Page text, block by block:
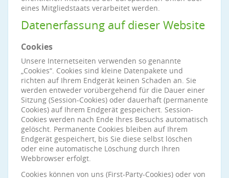
eines Mitgliedstaats verarbeitet werden.
Datenerfassung auf dieser Website
Cookies
Unsere Internetseiten verwenden so genannte
„Cookies“. Cookies sind kleine Datenpakete und
richten auf Ihrem Endgerät keinen Schaden an. Sie
werden entweder vorübergehend für die Dauer einer
Sitzung (Session-Cookies) oder dauerhaft (permanente
Cookies) auf Ihrem Endgerät gespeichert. Session-
Cookies werden nach Ende Ihres Besuchs automatisch
gelöscht. Permanente Cookies bleiben auf Ihrem
Endgerät gespeichert, bis Sie diese selbst löschen
oder eine automatische Löschung durch Ihren
Webbrowser erfolgt.
Cookies können von uns (First-Party-Cookies) oder von